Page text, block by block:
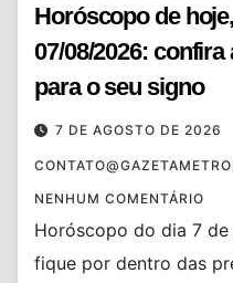
Horóscopo de
07/08/2026:
para o seu signo
7 DE AGOSTO DE 2026
NENHUM COMENTÁRIO
Horóscopo do dia 7
fique por dentro das